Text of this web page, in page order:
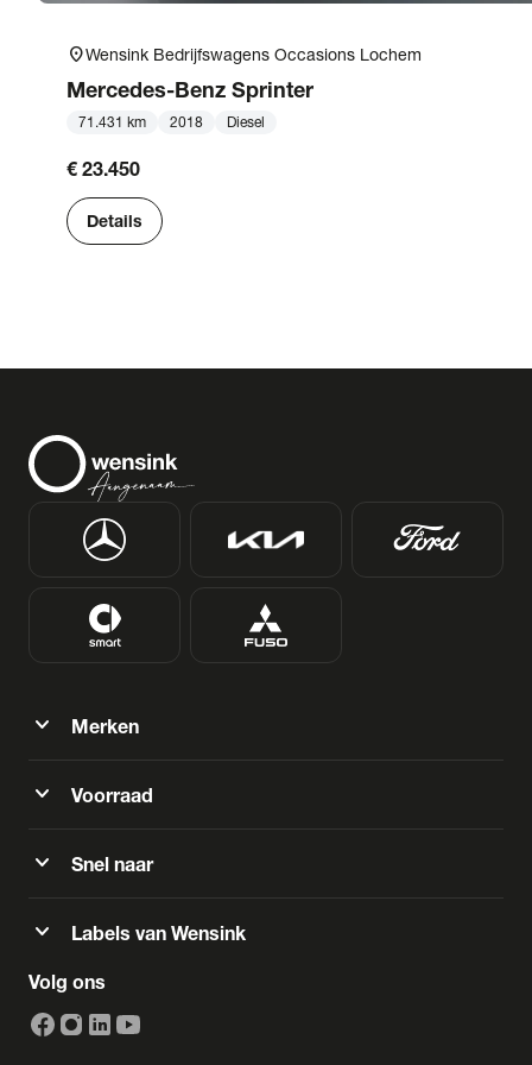
location_onWensink Bedrijfswagens Occasions Lochem
Mercedes-Benz Sprinter
71.431 km 2018 Diesel
€ 23.450
Details
expand_more Merken
expand_more Voorraad
expand_more Snel naar
expand_more Labels van Wensink
Volg ons